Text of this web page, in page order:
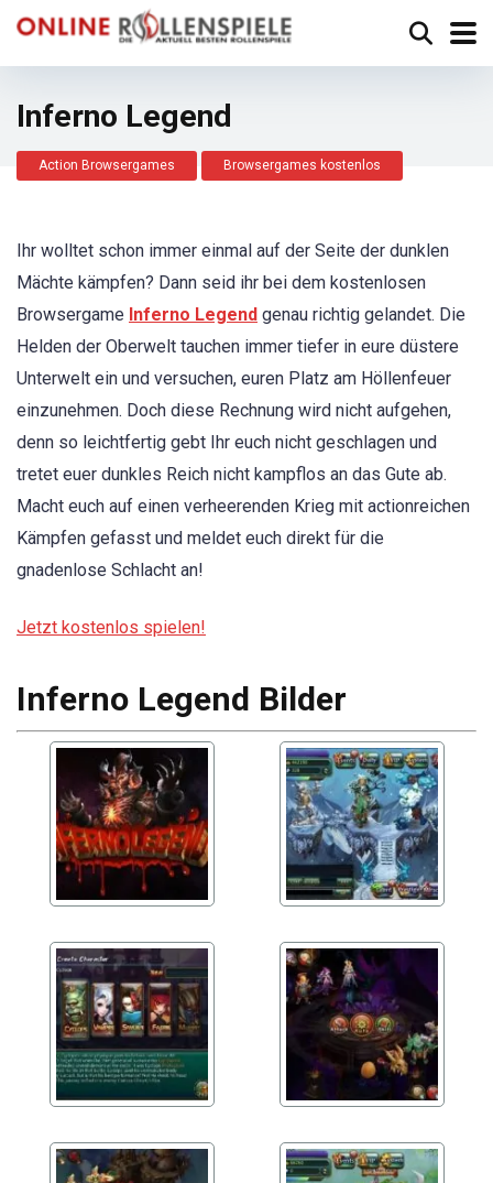
Inferno Legend
Action Browsergames Browsergames kostenlos
Ihr wolltet schon immer einmal auf der Seite der dunklen
Mächte kämpfen? Dann seid ihr bei dem kostenlosen
Browsergame Inferno Legend genau richtig gelandet. Die
Helden der Oberwelt tauchen immer tiefer in eure düstere
Unterwelt ein und versuchen, euren Platz am Höllenfeuer
einzunehmen. Doch diese Rechnung wird nicht aufgehen,
denn so leichtfertig gebt Ihr euch nicht geschlagen und
tretet euer dunkles Reich nicht kampflos an das Gute ab.
Macht euch auf einen verheerenden Krieg mit actionreichen
Kämpfen gefasst und meldet euch direkt für die
gnadenlose Schlacht an!
Jetzt kostenlos spielen!
Inferno Legend Bilder